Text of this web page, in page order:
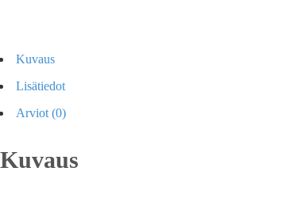
Kuvaus
Lisätiedot
Arviot (0)
Kuvaus